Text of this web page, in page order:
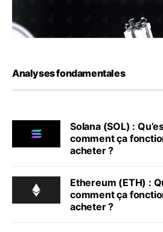
Analyses fondamentales
Solana (SOL) :
comment ça
acheter ?
Ethereum (ETH) :
comment ça
acheter ?